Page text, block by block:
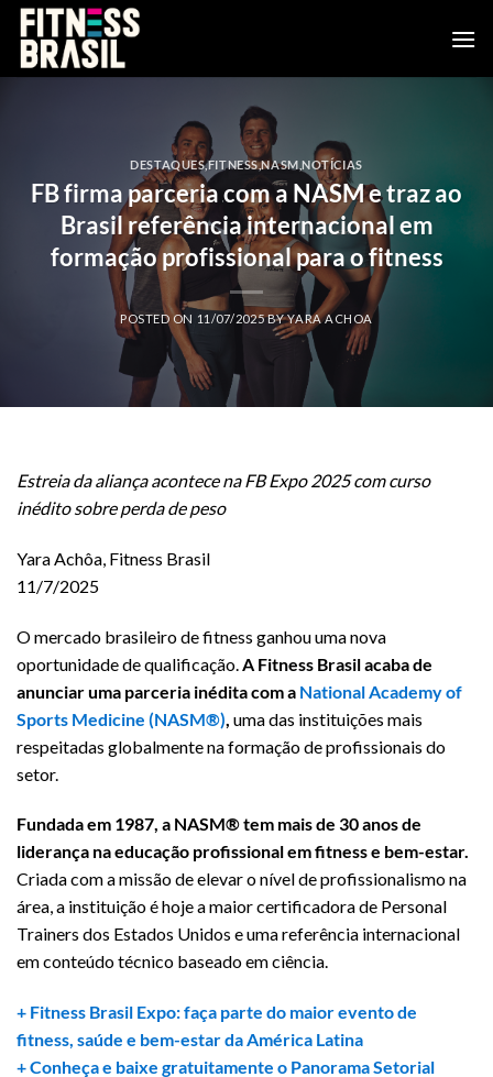
Skip
content
DESTAQUES,FITNESS,NASM ,NOTÍCIAS
FB firma parceria com a NASM e traz ao
Brasil referência internacional em
formação profissional para o fitness
POSTED ON 11/07/2025BYYARA ACHOA
Estreia da aliança acontece na FB Expo 2025 com curso
inédito sobre perda de peso
Yara Achôa, Fitness Brasil
11/7/2025
O mercado brasileiro de fitness ganhou uma nova
oportunidade de qualificação. A Fitness Brasil acaba de
anunciar uma parceria inédita com a National Academy of
Sports Medicine (NASM®) uma das instituições mais
respeitadas globalmente na formação de profissionais do
setor.
Fundada em 1987, a NASM® tem mais de 30 anos de
liderança na educação profissional em fitness e bem-estar.
Criada com a missão de elevar o nível de profissionalismo na
área, a instituição é hoje a maior certificadora de Personal
Trainers dos Estados Unidos e uma referência internacional
em conteúdo técnico baseado em ciência.
+ Fitness Brasil Expo: faça parte do maior evento de
fitness, saúde e bem-estar da América Latina
+ Conheça e baixe gratuitamente o Panorama Setorial